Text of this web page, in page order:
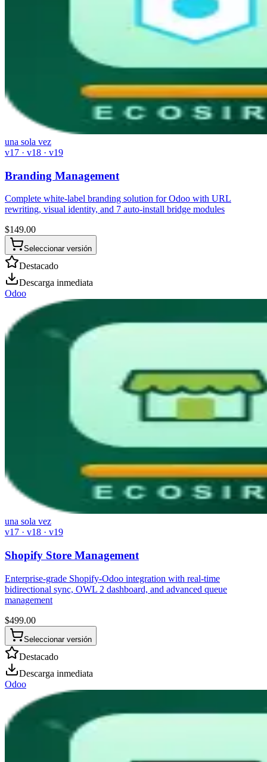
una sola vez
v17 · v18 · v19
Branding Management
Complete white-label branding solution for Odoo with URL
rewriting, visual identity, and 7 auto-install bridge modules
$149.00
Seleccionar versión
Destacado
Descarga inmediata
Odoo
una sola vez
v17 · v18 · v19
Shopify Store Management
Enterprise-grade Shopify-Odoo integration with real-time
bidirectional sync, OWL 2 dashboard, and advanced queue
management
$499.00
Seleccionar versión
Destacado
Descarga inmediata
Odoo